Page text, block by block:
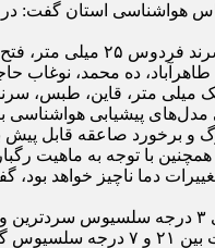
پیشیابی هواشناسی با
و برخورد صاعقه قابل پیش
با توجه به ماهیت
در ۲۴ ساعت آینده روند
است.